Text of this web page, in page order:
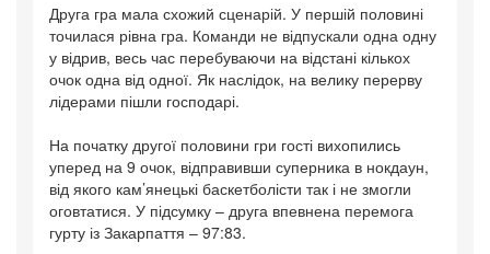
Друга гра мала схожий сценарій. У першій половині
точилася рівна гра. Команди не відпускали одна одну
у відрив, весь час перебуваючи на відстані кількох
очок одна від одної. Як наслідок, на велику перерву
лідерами пішли господарі.
На початку другої половини гри гості вихопились
уперед на 9 очок, відправивши суперника в нокдаун,
від якого кам’янецькі баскетболісти так і не змогли
оговтатися. У підсумку – друга впевнена перемога
гурту із Закарпаття – 97:83.